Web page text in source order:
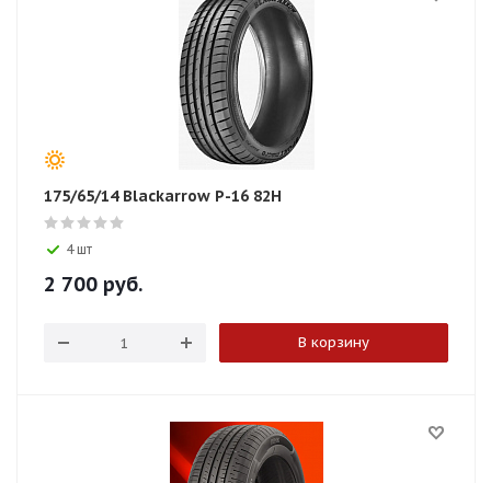
175/65/14 Blackarrow P-16 82H
4 шт
2 700 руб.
В корзину